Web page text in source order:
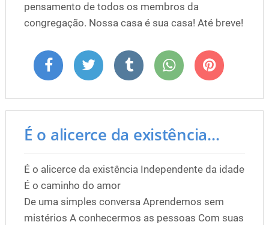
pensamento de todos os membros da
congregação. Nossa casa é sua casa! Até breve!
É o alicerce da existência...
É o alicerce da existência Independente da idade
É o caminho do amor
De uma simples conversa Aprendemos sem
mistérios A conhecermos as pessoas Com suas